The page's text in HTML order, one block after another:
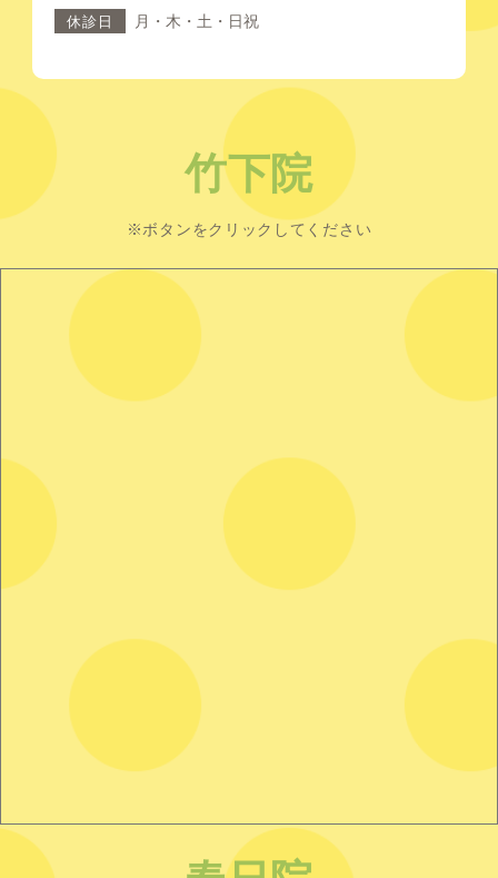
休診日 月・木・土・日祝
竹下院
※ボタンをクリックしてください